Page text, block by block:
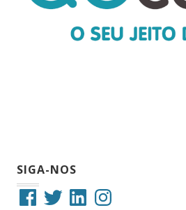
SIGA-NOS
FacebookTwitterLinkedInInstagram